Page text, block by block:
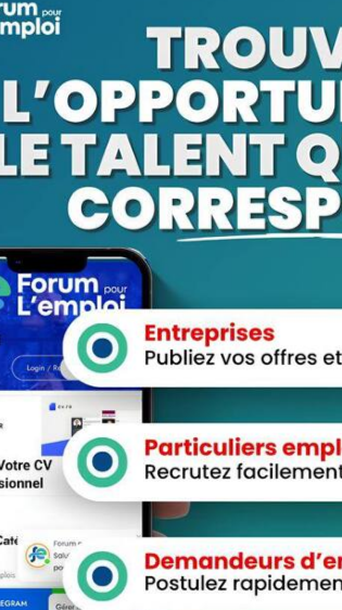
sur “tourechafihi3”
Espaces Candidats Espace